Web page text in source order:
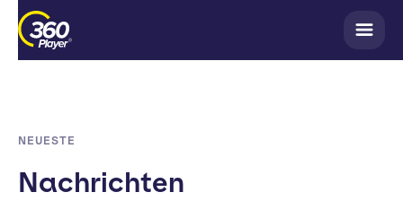
NEUESTE
Nachrichten